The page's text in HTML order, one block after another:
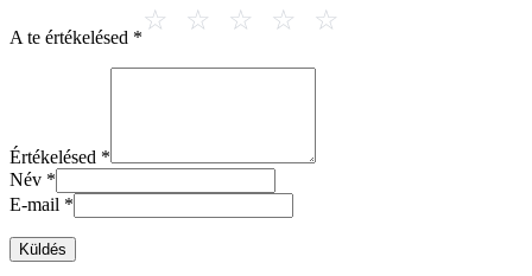
A te értékelésed *
Értékelésed *
Név *
E-mail *
Küldés